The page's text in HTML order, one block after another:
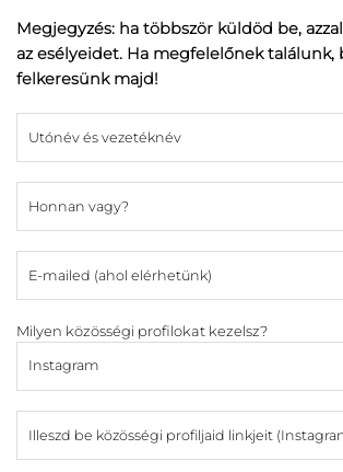
Megjegyzés: ha többször küldöd be,
az esélyeidet. Ha megfelelőnek találunk,
felkeresünk majd!
Milyen közösségi profilokat kezelsz?